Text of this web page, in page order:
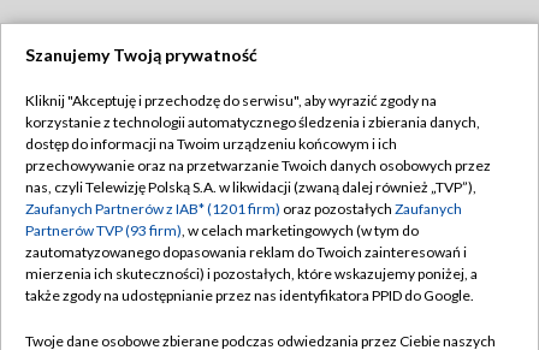
TVP
Abonament TVP
Emisja w TVP
Centrum informacji TVP
Naziemna Telewizja Cyfrowa
Regulamin TVP
Polityka prywatności
Moje zgody
Pomoc
Szanujemy Twoją prywatność
Kliknij "Akceptuję i przechodzę do serwisu", aby wyrazić zgody na
korzystanie z technologii automatycznego śledzenia i zbierania danych,
dostęp do informacji na Twoim urządzeniu końcowym i ich
przechowywanie oraz na przetwarzanie Twoich danych osobowych przez
nas, czyli Telewizję Polską S.A. w likwidacji (zwaną dalej również „TVP”),
Zaufanych Partnerów z IAB* (1201 firm) oraz pozostałych Zaufanych
Partnerów TVP (93 firm), w celach marketingowych (w tym do
zautomatyzowanego dopasowania reklam do Twoich zainteresowań i
mierzenia ich skuteczności) i pozostałych, które wskazujemy poniżej, a
także zgody na udostępnianie przez nas identyfikatora PPID do Google.
Twoje dane osobowe zbierane podczas odwiedzania przez Ciebie naszych